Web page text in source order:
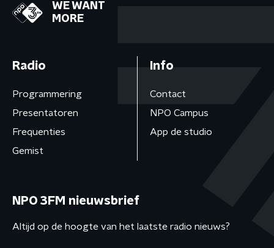
WE WANT
MORE
Radio
Programmering
Presentatoren
Frequenties
Gemist
Info
Contact
NPO Campus
App de studio
NPO 3FM nieuwsbrief
Altijd op de hoogte van het laatste radio nieuws?